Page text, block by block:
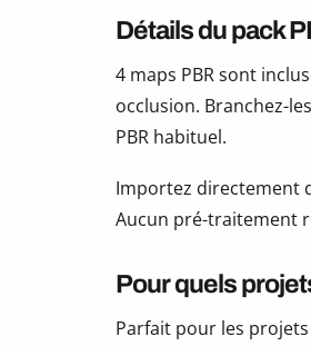
Détails du pack
4 maps PBR sont
occlusion. Branchez-
PBR habituel.
Importez directement
Aucun pré-traitement
Pour quels
Parfait pour les